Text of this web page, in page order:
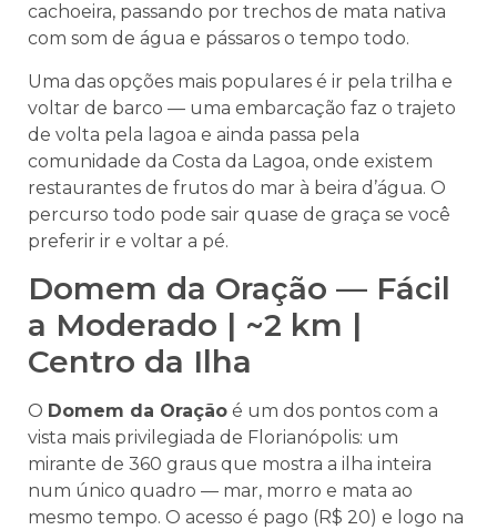
cachoeira, passando por trechos de mata nativa
com som de água e pássaros o tempo todo.
Uma das opções mais populares é ir pela trilha e
voltar de barco — uma embarcação faz o trajeto
de volta pela lagoa e ainda passa pela
comunidade da Costa da Lagoa, onde existem
restaurantes de frutos do mar à beira d’água. O
percurso todo pode sair quase de graça se você
preferir ir e voltar a pé.
Domem da Oração — Fácil
a Moderado | ~2 km |
Centro da Ilha
O Domem da Oração é um dos pontos com a
vista mais privilegiada de Florianópolis: um
mirante de 360 graus que mostra a ilha inteira
num único quadro — mar, morro e mata ao
mesmo tempo. O acesso é pago (R$ 20) e logo na